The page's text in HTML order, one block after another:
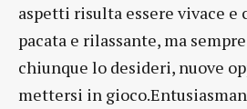
aspetti risulta essere vivace e
pacata e rilassante, ma
chiunque lo desideri, nuove
mettersi in